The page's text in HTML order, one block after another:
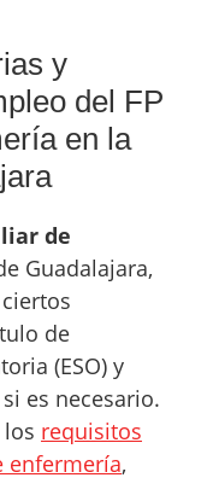
y
del FP
en la
de
Guadalajara,
de
(ESO) y
es necesario.
requisitos
enfermería,